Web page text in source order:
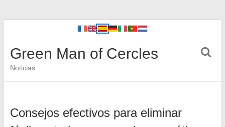
Green Man of Cercles
Noticias
Consejos efectivos para eliminar